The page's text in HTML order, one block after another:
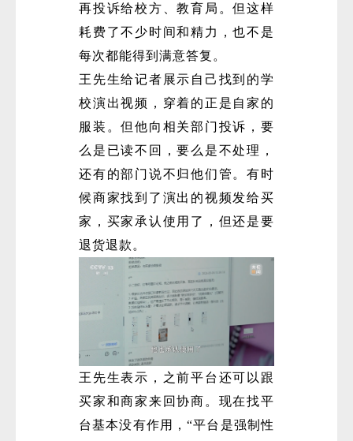
再投诉给校方、教育局。但这样
耗费了不少时间和精力，也不是
每次都能得到满意答复。
王先生给记者展示自己找到的学
校演出视频，穿着的正是自家的
服装。但他向相关部门投诉，要
么是已读不回，要么是不处理，
还有的部门说不归他们管。有时
候商家找到了演出的视频发给买
家，买家承认使用了，但还是要
退货退款。
王先生表示，之前平台还可以跟
买家和商家来回协商。现在找平
台基本没有作用，“平台是强制性